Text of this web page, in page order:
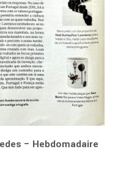
– Hebdomadaire